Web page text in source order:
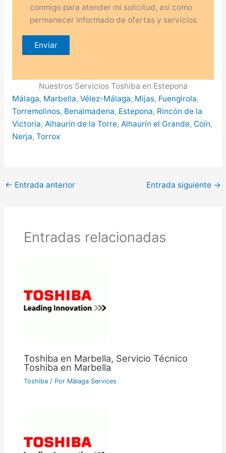
conmigo para atender mi solicitud, así como
permanecer informado de ofertas y servicios
Nuestros Servicios Toshiba en Estepona
Málaga, Marbella, Vélez-Málaga, Mijas, Fuengirola,
Torremolinos, Benalmadena, Estepona, Rincón de la
Victoria, Alhaurín de la Torre, Alhaurín el Grande, Coín,
Nerja, Torrox
← Entrada anterior Entrada siguiente →
Entradas relacionadas
Toshiba en Marbella, Servicio Técnico
Toshiba en Marbella
Toshiba / Por Málaga Services